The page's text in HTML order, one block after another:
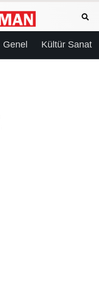
Genel Kültür Sanat